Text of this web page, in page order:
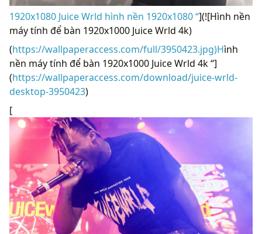
1920x1080 Juice Wrld hình nền 1920x1080 “](![Hình nền
máy tính để bàn 1920x1000 Juice Wrld 4k)
(https://wallpaperaccess.com/full/3950423.jpg)Hình
nền máy tính để bàn 1920x1000 Juice Wrld 4k “]
(https://wallpaperaccess.com/download/juice-wrld-
desktop-3950423)
[